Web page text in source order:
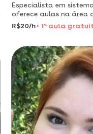
Especialista em
oferece aulas na área
meio ambiente
R$20/h 1 a aula